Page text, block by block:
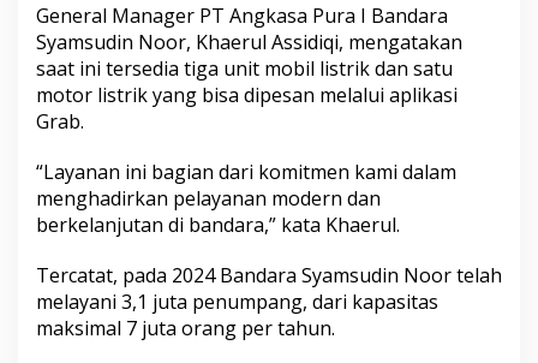
B
a
i
General Manager PT Angkasa Pura I Bandara
Syamsudin Noor, Khaerul Assidiqi, mengatakan
saat ini tersedia tiga unit mobil listrik dan satu
motor listrik yang bisa dipesan melalui aplikasi
Grab.
“Layanan ini bagian dari komitmen kami dalam
menghadirkan pelayanan modern dan
berkelanjutan di bandara,” kata Khaerul.
Tercatat, pada 2024 Bandara Syamsudin Noor telah
melayani 3,1 juta penumpang, dari kapasitas
maksimal 7 juta orang per tahun.